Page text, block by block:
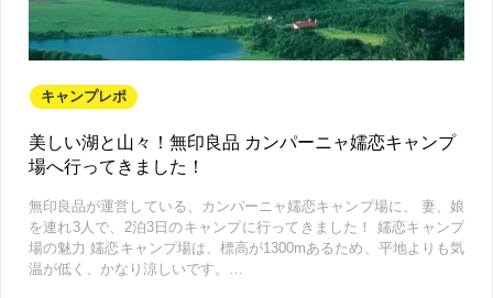
キャンプレポ
美しい湖と山々！無印良品 カンパーニャ嬬恋キャンプ
場へ行ってきました！
無印良品が運営している、カンパーニャ嬬恋キャンプ場に、 妻、娘
を連れ3人で、2泊3日のキャンプに行ってきました！ 嬬恋キャンプ
場の魅力 嬬恋キャンプ場は、標高が1300mあるため、平地よりも気
温が低く、かなり涼しいです。…